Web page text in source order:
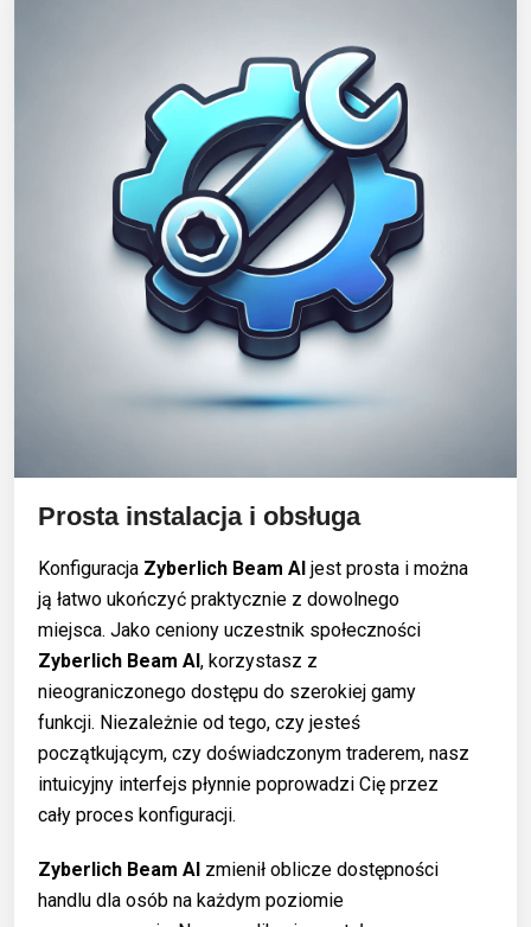
Prosta instalacja i obsługa
Konfiguracja Zyberlich Beam AI jest prosta i można
ją łatwo ukończyć praktycznie z dowolnego
miejsca. Jako ceniony uczestnik społeczności
Zyberlich Beam AI, korzystasz z
nieograniczonego dostępu do szerokiej gamy
funkcji. Niezależnie od tego, czy jesteś
początkującym, czy doświadczonym traderem, nasz
intuicyjny interfejs płynnie poprowadzi Cię przez
cały proces konfiguracji.
Zyberlich Beam AI zmienił oblicze dostępności
handlu dla osób na każdym poziomie